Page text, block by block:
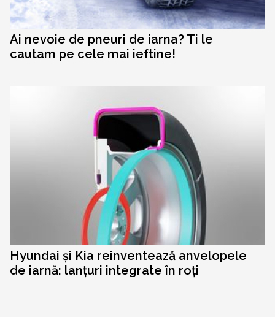
Ai nevoie de pneuri de iarna? Ti le
cautam pe cele mai ieftine!
Hyundai și Kia reinventează anvelopele
de iarnă: lanțuri integrate în roți